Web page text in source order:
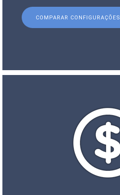
COMPARAR CONFIGURAÇÕES